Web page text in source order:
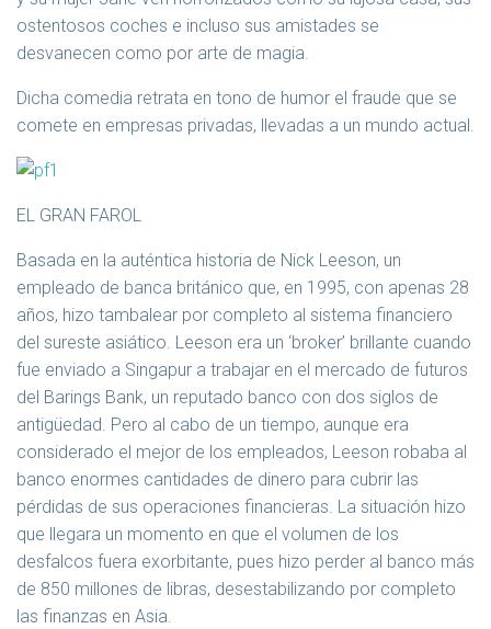
ostentosos coches e incluso sus amistades se
desvanecen como por arte de magia.
Dicha comedia retrata en tono de humor el fraude que se
comete en empresas privadas, llevadas a un mundo actual.
EL GRAN FAROL
Basada en la auténtica historia de Nick Leeson, un
empleado de banca británico que, en 1995, con apenas 28
años, hizo tambalear por completo al sistema financiero
del sureste asiático. Leeson era un ‘broker’ brillante cuando
fue enviado a Singapur a trabajar en el mercado de futuros
del Barings Bank, un reputado banco con dos siglos de
antigüedad. Pero al cabo de un tiempo, aunque era
considerado el mejor de los empleados, Leeson robaba al
banco enormes cantidades de dinero para cubrir las
pérdidas de sus operaciones financieras. La situación hizo
que llegara un momento en que el volumen de los
desfalcos fuera exorbitante, pues hizo perder al banco más
de 850 millones de libras, desestabilizando por completo
las finanzas en Asia.